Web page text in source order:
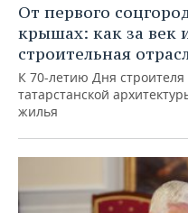
От первого
крышах: как за век
строительная
К 70-летию Дня
татарстанской
жилья